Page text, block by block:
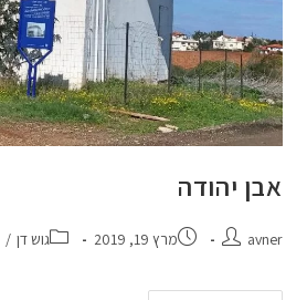
אבן יהודה
avner מרץ 19, 2019 גוש דן /